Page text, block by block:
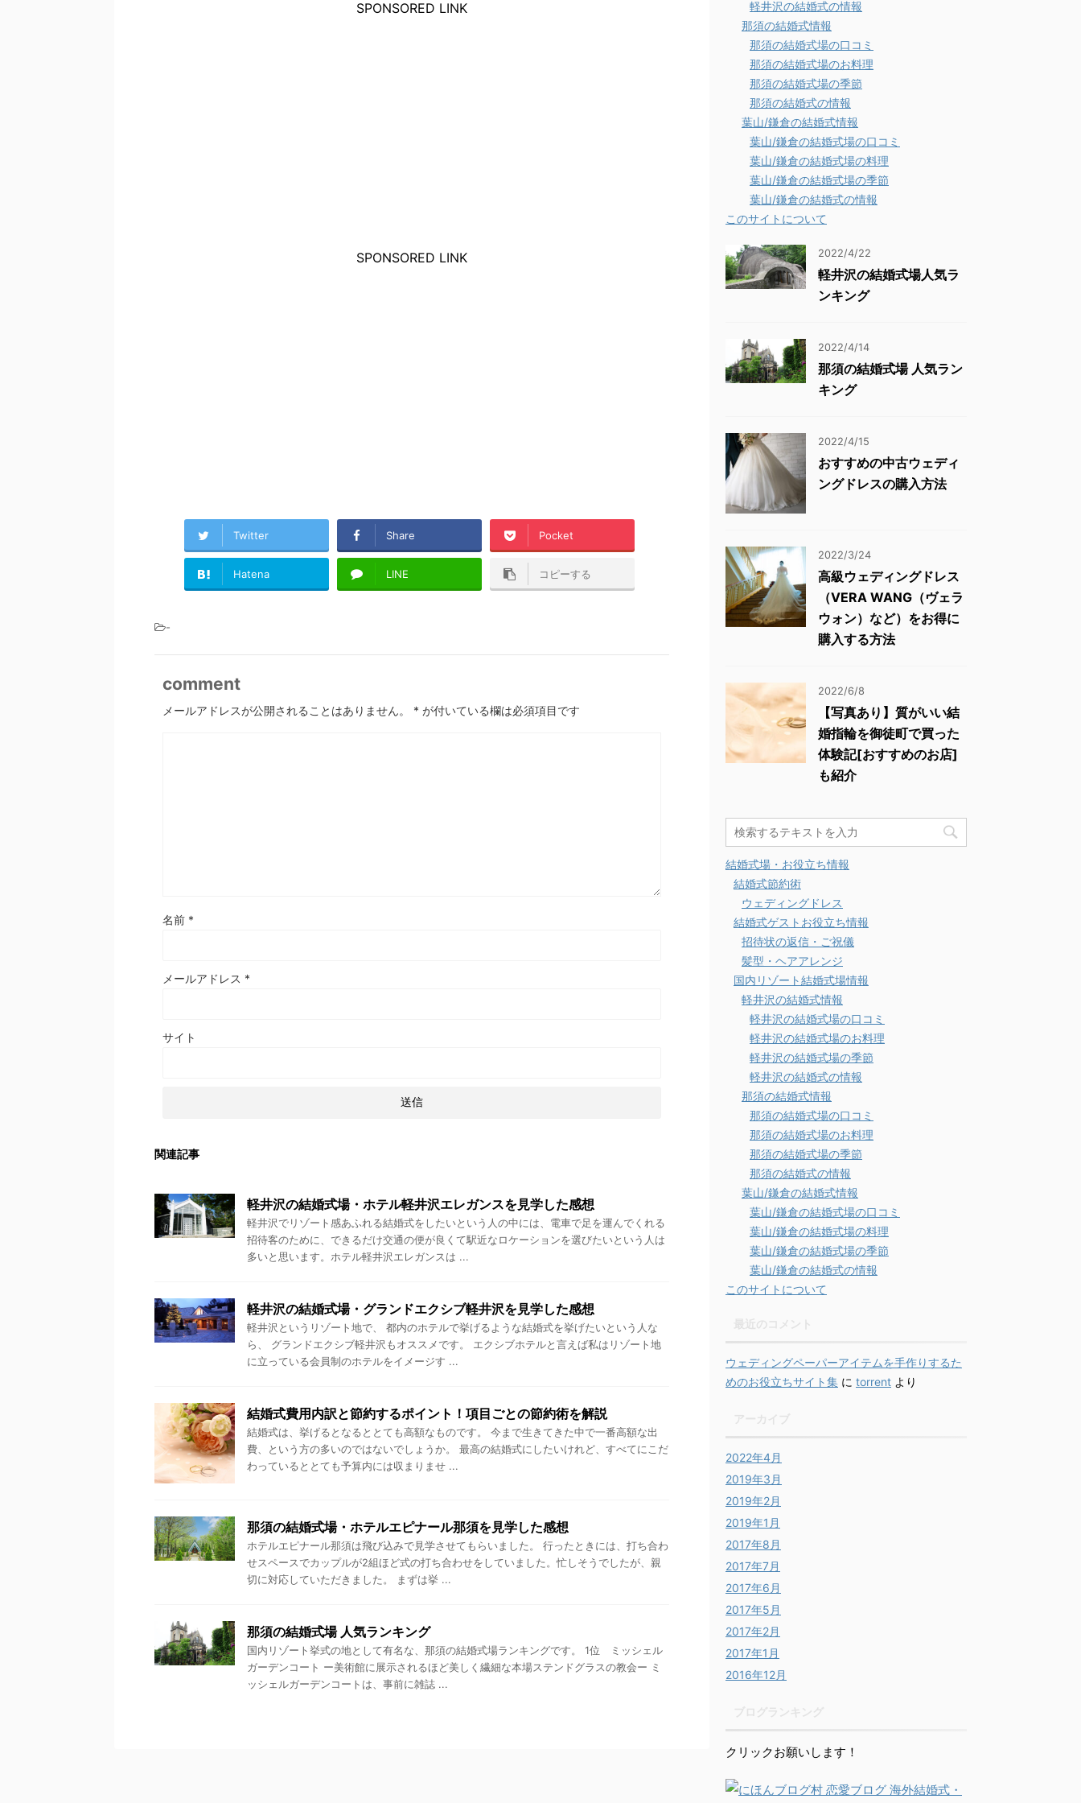
SPONSORED LINK
SPONSORED LINK
Twitter Share Pocket
Hatena LINE コピーする
-
comment
メールアドレスが公開されることはありません。 * が付いている欄は必須項目です
名前 *
メールアドレス *
サイト
関連記事
軽井沢の結婚式場・ホテル軽井沢エレガンスを見学した感想
軽井沢でリゾート感あふれる結婚式をしたいという人の中には、電車で足を運んでくれる
招待客のために、できるだけ交通の便が良くて駅近なロケーションを選びたいという人は
多いと思います。ホテル軽井沢エレガンスは ...
軽井沢の結婚式場・グランドエクシブ軽井沢を見学した感想
軽井沢というリゾート地で、 都内のホテルで挙げるような結婚式を挙げたいという人な
ら、 グランドエクシブ軽井沢もオススメです。 エクシブホテルと言えば私はリゾート地
に立っている会員制のホテルをイメージす ...
結婚式費用内訳と節約するポイント！項目ごとの節約術を解説
結婚式は、挙げるとなるととても高額なものです。 今まで生きてきた中で一番高額な出
費、という方の多いのではないでしょうか。 最高の結婚式にしたいけれど、すべてにこだ
わっているととても予算内には収まりませ ...
那須の結婚式場・ホテルエピナール那須を見学した感想
ホテルエピナール那須は飛び込みで見学させてもらいました。 行ったときには、打ち合わ
せスペースでカップルが2組ほど式の打ち合わせをしていました。忙しそうでしたが、親
切に対応していただきました。 まずは挙 ...
那須の結婚式場 人気ランキング
国内リゾート挙式の地として有名な、那須の結婚式場ランキングです。 1位 ミッシェル
ガーデンコート ー美術館に展示されるほど美しく繊細な本場ステンドグラスの教会ー ミ
ッシェルガーデンコートは、事前に雑誌 ...
軽井沢の結婚式の情報
那須の結婚式情報
那須の結婚式場の口コミ
那須の結婚式場のお料理
那須の結婚式場の季節
那須の結婚式の情報
葉山/鎌倉の結婚式情報
葉山/鎌倉の結婚式場の口コミ
葉山/鎌倉の結婚式場の料理
葉山/鎌倉の結婚式場の季節
葉山/鎌倉の結婚式の情報
このサイトについて
2022/4/22
軽井沢の結婚式場人気ラ
ンキング
2022/4/14
那須の結婚式場 人気ラン
キング
2022/4/15
おすすめの中古ウェディ
ングドレスの購入方法
2022/3/24
高級ウェディングドレス
（VERA WANG（ヴェラ
ウォン）など）をお得に
購入する方法
2022/6/8
【写真あり】質がいい結
婚指輪を御徒町で買った
体験記[おすすめのお店]
も紹介
結婚式場・お役立ち情報
結婚式節約術
ウェディングドレス
結婚式ゲストお役立ち情報
招待状の返信・ご祝儀
髪型・ヘアアレンジ
国内リゾート結婚式場情報
軽井沢の結婚式情報
軽井沢の結婚式場の口コミ
軽井沢の結婚式場のお料理
軽井沢の結婚式場の季節
軽井沢の結婚式の情報
那須の結婚式情報
那須の結婚式場の口コミ
那須の結婚式場のお料理
那須の結婚式場の季節
那須の結婚式の情報
葉山/鎌倉の結婚式情報
葉山/鎌倉の結婚式場の口コミ
葉山/鎌倉の結婚式場の料理
葉山/鎌倉の結婚式場の季節
葉山/鎌倉の結婚式の情報
このサイトについて
ウェディングペーパーアイテムを手作りするた
めのお役立ちサイト集 に torrent より
2022年4月
2019年3月
2019年2月
2019年1月
2017年8月
2017年7月
2017年6月
2017年5月
2017年2月
2017年1月
2016年12月
クリックお願いします！